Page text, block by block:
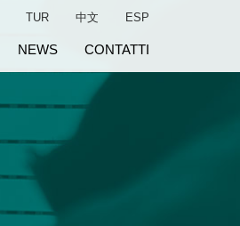
NEWS CONTATTI
TUR 中文 ESP